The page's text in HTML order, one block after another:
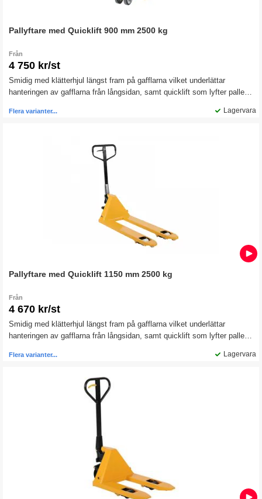
Pallyftare med Quicklift 900 mm 2500 kg
Från
4 750 kr/st
Smidig med klätterhjul längst fram på gafflarna vilket underlättar
hanteringen av gafflarna från långsidan, samt quicklift som lyfter pallen
Lagervara
Flera varianter...
Pallyftare med Quicklift 1150 mm 2500 kg
Från
4 670 kr/st
Smidig med klätterhjul längst fram på gafflarna vilket underlättar
hanteringen av gafflarna från långsidan, samt quicklift som lyfter pallen
Lagervara
Flera varianter...